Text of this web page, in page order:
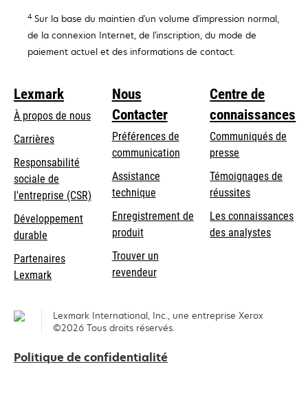
4 Sur la base du maintien d'un volume d'impression normal,
de la connexion Internet, de l'inscription, du mode de
paiement actuel et des informations de contact.
Lexmark
À propos de nous
Carrières
s’ouvre
dans
un
nouvel
onglet
Responsabilité
sociale de
l'entreprise (CSR) s’ouvre
onglet
Développement
durable
Partenaires
Lexmark
Nous
Contacter
Préférences de
communication
s’ouvre
dans
un
nouvel
onglet
Assistance
techniques’ouvre
un
onglet
Enregistrement de
produit
Trouver un
revendeur
Centre de
connaissances
Communiqués de
presse
Témoignages de
réussites
Les connaissances
des analystes
Lexmark International, Inc., une entreprise Xerox
©2026 Tous droits réservés.
Politique de confidentialité